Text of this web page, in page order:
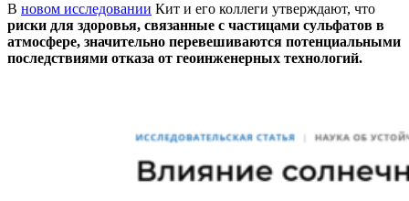
В новом исследовании Кит и его коллеги утверждают, что
риски для здоровья, связанные с частицами сульфатов в
атмосфере, значительно перевешиваются потенциальными
последствиями отказа от геоинженерных технологий.